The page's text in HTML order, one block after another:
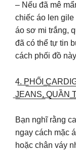
– Nếu đã mê
chiếc áo len
áo sơ mi trắng,
đã có thể tự tin
cách phối đồ
4͟.͟ ͟P͟H͟Ố͟I͟
͟J͟E͟A͟N͟S͟,͟ ͟Q͟U͟Ầ͟N͟
Bạn nghĩ rằng
ngay cách mặc
hoặc chân váy